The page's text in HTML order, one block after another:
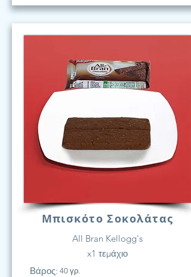
Μπισκότο Σοκολάτας
All Bran Kellogg's
x1 τεμάχιο
Βάρος: 40 γρ.